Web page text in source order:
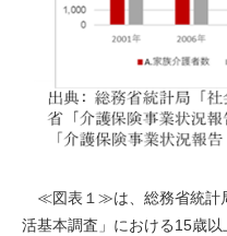
≪図表１≫は、総務省統計
活基本調査」における15歳